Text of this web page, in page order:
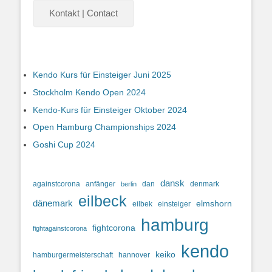
Kontakt | Contact
Kendo Kurs für Einsteiger Juni 2025
Stockholm Kendo Open 2024
Kendo-Kurs für Einsteiger Oktober 2024
Open Hamburg Championships 2024
Goshi Cup 2024
againstcorona anfänger berlin dan dansk denmark
dänemark eilbeck eilbek einsteiger elmshorn
fightagainstcorona fightcorona hamburg
hamburgermeisterschaft hannover keiko kendo